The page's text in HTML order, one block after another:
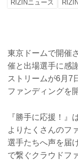
RIZINニュース
東京ドームで開催
催と出場選手に感
ストリームが6月7
ファンディングを
『勝手に応援！』
よりたくさんのフ
選手たちへ声を届
で繋ぐクラウドフ